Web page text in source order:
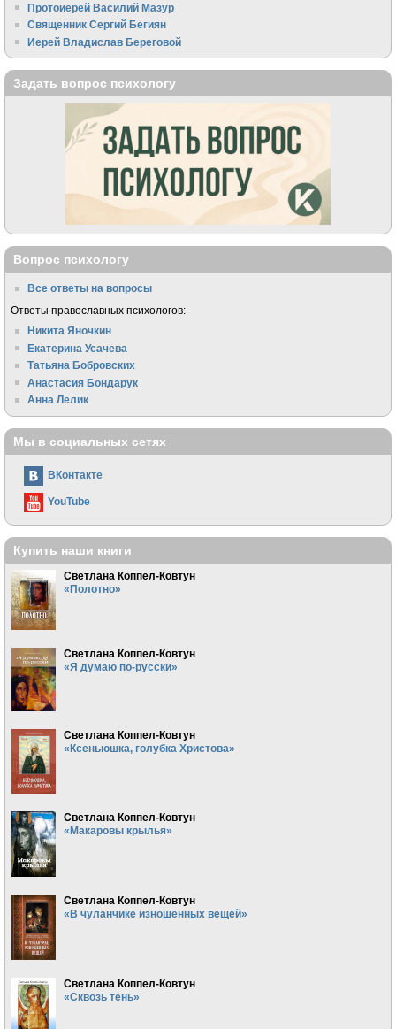
Протоиерей Василий Мазур
Священник Сергий Бегиян
Иерей Владислав Береговой
Задать вопрос психологу
Вопрос психологу
Все ответы на вопросы
Ответы православных психологов:
Никита Яночкин
Екатерина Усачева
Татьяна Бобровских
Анастасия Бондарук
Анна Лелик
Мы в социальных сетях
ВКонтакте
YouTube
Купить наши книги
Светлана Коппел-Ковтун
«Полотно»
Светлана Коппел-Ковтун
«Я думаю по-русски»
Светлана Коппел-Ковтун
«Ксеньюшка, голубка Христова»
Светлана Коппел-Ковтун
«Макаровы крылья»
Светлана Коппел-Ковтун
«В чуланчике изношенных вещей»
Светлана Коппел-Ковтун
«Сквозь тень»